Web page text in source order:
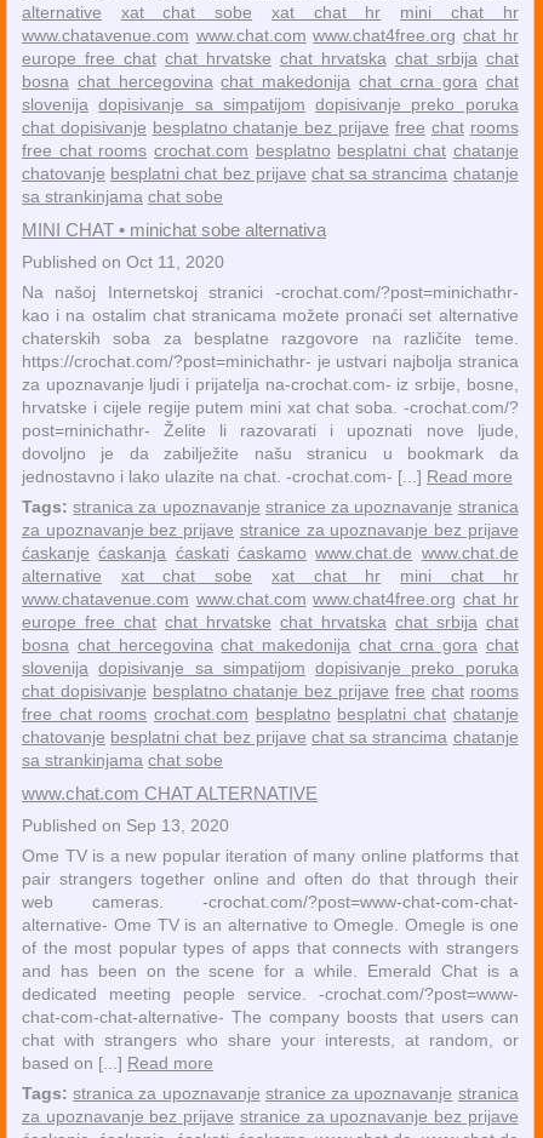
alternative
xat chat sobe xat chat hr
mini chat hr
www.chatavenue.com www.chat.com www.chat4free.org chat hr
europe free chat chat hrvatske chat hrvatska chat srbija chat
bosna chat hercegovina chat makedonija chat crna gora chat
slovenija dopisivanje sa simpatijom dopisivanje preko poruka
chat dopisivanje besplatno chatanje bez prijave free chat rooms
free chat rooms crochat.com besplatno besplatni chat chatanje
chatovanje besplatni chat bez prijave chat sa strancima chatanje
sa strankinjama chat sobe
MINI CHAT • minichat sobe alternativa
Published on Oct 11, 2020
Na našoj Internetskoj stranici -crochat.com/?post=minichathr-
kao i na ostalim chat stranicama možete pronaći set alternative
chaterskih soba za besplatne razgovore na različite teme.
https://crochat.com/?post=minichathr- je ustvari najbolja stranica
za upoznavanje ljudi i prijatelja na-crochat.com- iz srbije, bosne,
hrvatske i cijele regije putem mini xat chat soba. -crochat.com/?
post=minichathr- Želite li razovarati i upoznati nove ljude,
dovoljno je da zabilježite našu stranicu u bookmark da
jednostavno i lako ulazite na chat. -crochat.com- [...] Read more
Tags: stranica za upoznavanje stranice za upoznavanje stranica
za upoznavanje bez prijave stranice za upoznavanje bez prijave
ćaskanje ćaskanja ćaskati ćaskamo www.chat.de www.chat.de
alternative
xat chat sobe xat chat hr
mini chat hr
www.chatavenue.com www.chat.com www.chat4free.org chat hr
europe free chat chat hrvatske chat hrvatska chat srbija chat
bosna chat hercegovina chat makedonija chat crna gora chat
slovenija dopisivanje sa simpatijom dopisivanje preko poruka
chat dopisivanje besplatno chatanje bez prijave free chat rooms
free chat rooms crochat.com besplatno besplatni chat chatanje
chatovanje besplatni chat bez prijave chat sa strancima chatanje
sa strankinjama chat sobe
www.chat.com CHAT ALTERNATIVE
Published on Sep 13, 2020
Ome TV is a new popular iteration of many online platforms that
pair strangers together online and often do that through their
web cameras. -crochat.com/?post=www-chat-com-chat-
alternative- Ome TV is an alternative to Omegle. Omegle is one
of the most popular types of apps that connects with strangers
and has been on the scene for a while. Emerald Chat is a
dedicated meeting people service. -crochat.com/?post=www-
chat-com-chat-alternative- The company boosts that users can
chat with strangers who share your interests, at random, or
based on [...] Read more
Tags: stranica za upoznavanje stranice za upoznavanje stranica
za upoznavanje bez prijave stranice za upoznavanje bez prijave